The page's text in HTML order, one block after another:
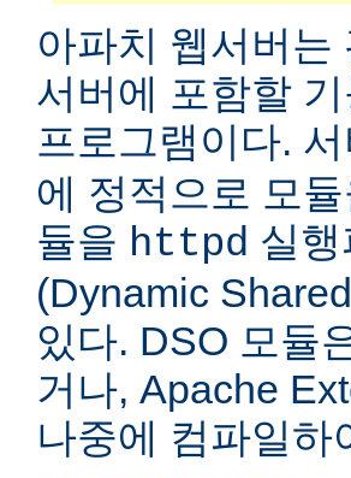
아파치 웹서버는
서버에 포함할
프로그램이다.
에 정적으로 모
듈을 httpd 실
(Dynamic
있다. DSO 모듈
거나, Apache
나중에 컴파일하